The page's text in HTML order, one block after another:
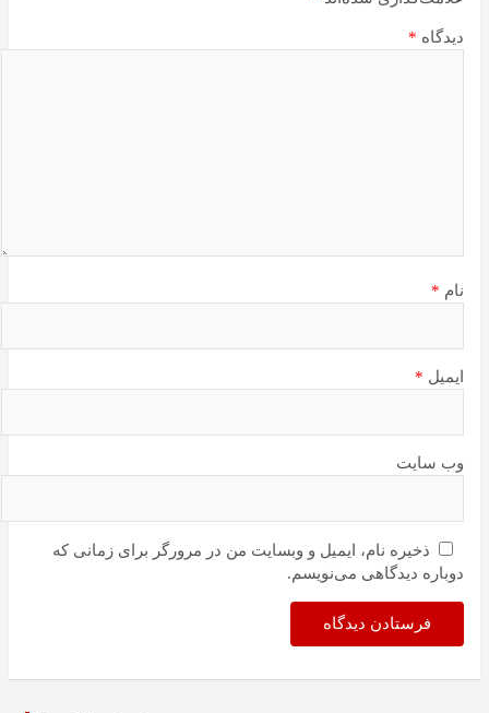
دیدگاه *
نام *
ایمیل *
وب‌ سایت
ذخیره نام، ایمیل و وبسایت من در مرورگر برای زمانی که
دوباره دیدگاهی می‌نویسم.